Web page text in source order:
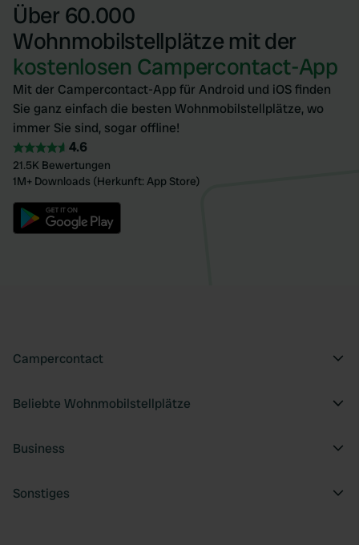
Über 60.000
Wohnmobilstellplätze mit der
kostenlosen Campercontact-App
Mit der Campercontact-App für Android und iOS finden
Sie ganz einfach die besten Wohnmobilstellplätze, wo
immer Sie sind, sogar offline!
4.6
21.5K Bewertungen
1M+ Downloads (Herkunft: App Store)
Campercontact
Beliebte Wohnmobilstellplätze
Business
Sonstiges